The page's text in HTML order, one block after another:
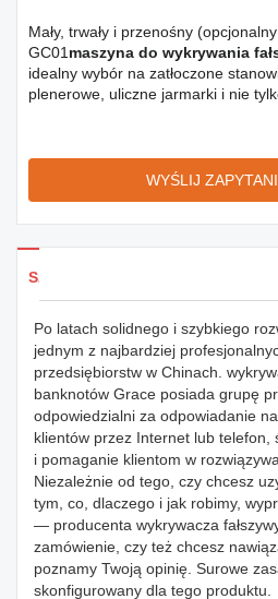
Mały, trwały i przenośny
GC01 maszyna do wykrywania
idealny wybór na zatłoczone
plenerowe, uliczne jarmarki i nie
WYŚLIJ
Szczegóły produktów
Po latach solidnego i szybkiego
jednym z najbardziej
przedsiębiorstw w Chinach.
banknotów Grace posiada grupę
odpowiedzialni za odpowiadanie
klientów przez Internet lub telefon,
i pomaganie klientom w
Niezależnie od tego, czy chcesz
tym, co, dlaczego i jak robimy,
— producenta wykrywacza
zamówienie, czy też chcesz
poznamy Twoją opinię. Surowe
skonfigurowany dla tego produktu.